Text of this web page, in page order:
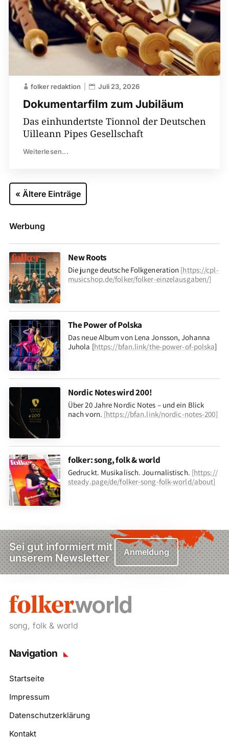
Dokumentarfilm zum Jubiläum
folker redaktion Juli 23, 2026
Das einhundertste Tionnol der Deutschen
Uilleann Pipes Gesellschaft
Weiterlesen...
« Ältere Einträge
Werbung
New Roots
Die junge deutsche Folkgeneration [https://cpl-
musicshop.de/folker/folker-einzelausgaben/]
The Power of Polska
Das neue Album von Lena Jonsson, Johanna
Juhola [https://bfan.link/the-power-of-polska]
Nordic Notes wird 200!
Über 20 Jahre Nordic Notes – und ein Blick
nach vorn. [https://bfan.link/nordic-notes-200]
folker: song, folk & world
Gedruckt. Musikalisch. Journalistisch. [https://
steady.page/de/folker-song-folk-world/about]
Sei gut informiert mit
unserem Newsletter
Anmeldung
song, folk & world
Navigation
Startseite
Impressum
Datenschutzerklärung
Kontakt